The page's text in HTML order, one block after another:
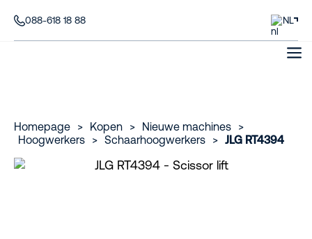
088-618 18 88 NL
Homepage > Kopen > Nieuwe machines
>
Hoogwerkers
> Schaarhoogwerkers > JLG RT4394